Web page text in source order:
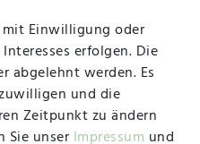
Freitag
Einwilligung oder
erfolgen. Die
abgelehnt werden. Es
und die
Zeitpunkt zu ändern
Sie unser Impressum und